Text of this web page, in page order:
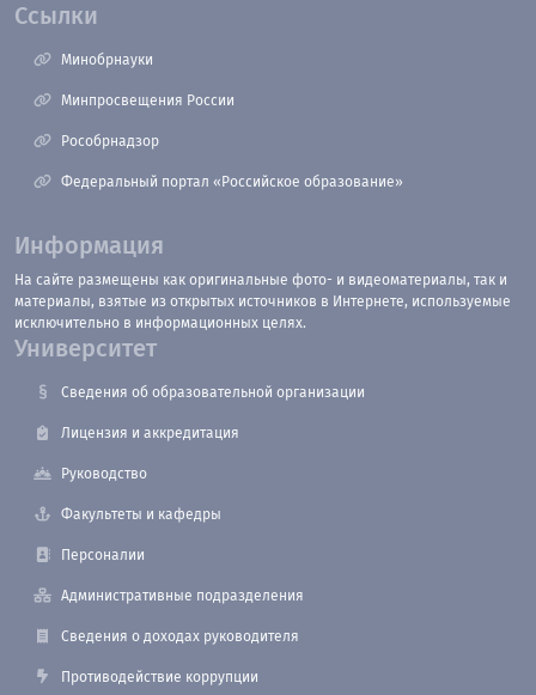
Ссылки
Минобрнауки
Минпросвещения России
Рособрнадзор
Федеральный портал «Российское образование»
Информация
На сайте размещены как оригинальные фото- и видеоматериалы, так и
материалы, взятые из открытых источников в Интернете, используемые
исключительно в информационных целях.
Университет
Сведения об образовательной организации
Лицензия и аккредитация
Руководство
Факультеты и кафедры
Персоналии
Административные подразделения
Сведения о доходах руководителя
Противодействие коррупции